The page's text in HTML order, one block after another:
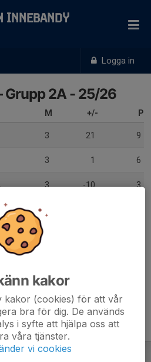
Logga in
Innebandy
Grupp 2A - 25/26
M +/- P
3 21 9
3 1 6
3 -10 3
kakor
kakor (cookies) för att vår
bra för dig. De används
i syfte att hjälpa oss att
våra tjänster.
vi cookies